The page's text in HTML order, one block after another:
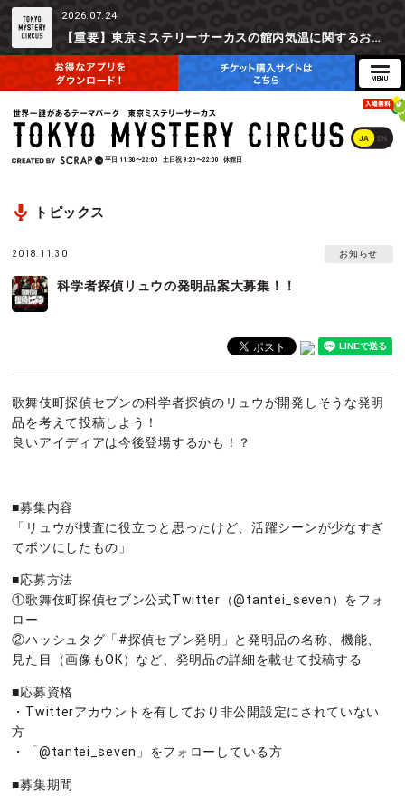
2026.07.24
【重要】東京ミステリーサーカスの館内気温に関するお詫びとご参加辞退時の返金対応について
JA EN
平日 11:30〜22:00 土日祝 9:20〜22:00 休館日
トピックス
2018.11.30 お知らせ
科学者探偵リュウの発明品案大募集！！
歌舞伎町探偵セブンの科学者探偵のリュウが開発しそうな発明
品を考えて投稿しよう！
良いアイディアは今後登場するかも！？
■募集内容
「リュウが捜査に役立つと思ったけど、活躍シーンが少なすぎ
てボツにしたもの」
■応募方法
①歌舞伎町探偵セブン公式Twitter（@tantei_seven）をフォ
ロー
②ハッシュタグ「#探偵セブン発明」と発明品の名称、機能、
見た目（画像もOK）など、発明品の詳細を載せて投稿する
■応募資格
・Twitterアカウントを有しており非公開設定にされていない
方
・「@tantei_seven」をフォローしている方
■募集期間